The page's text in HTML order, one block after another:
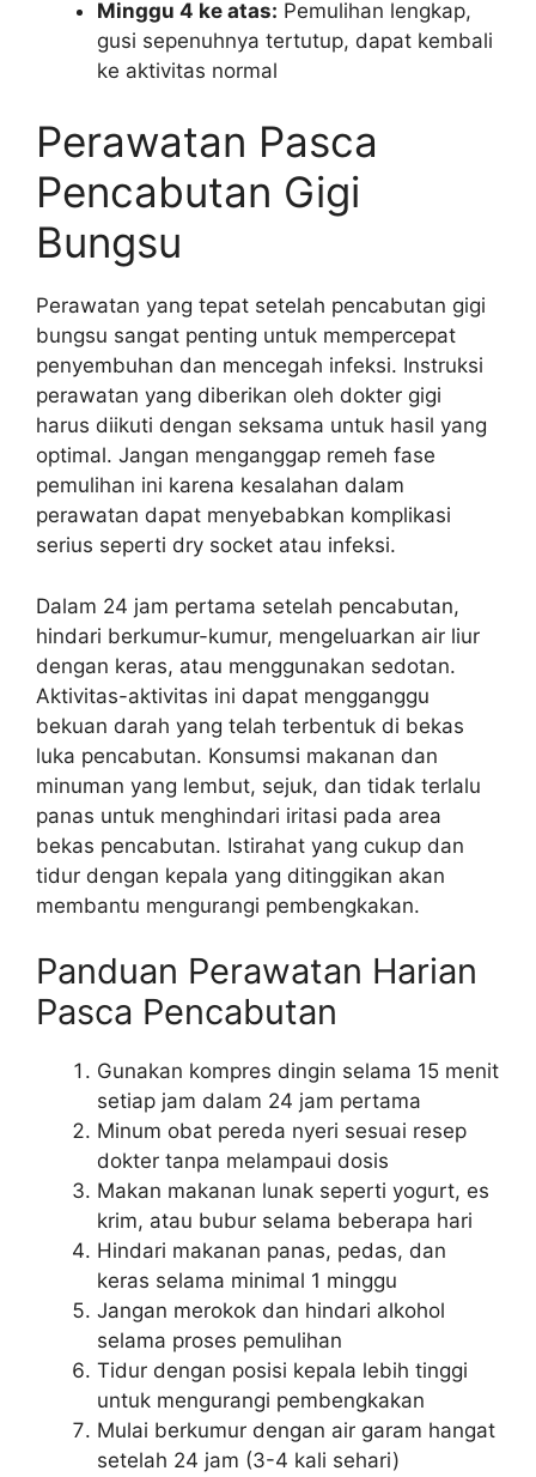
Minggu 4 ke atas: Pemulihan lengkap,
gusi sepenuhnya tertutup, dapat kembali
ke aktivitas normal
Perawatan Pasca
Pencabutan Gigi
Bungsu
Perawatan yang tepat setelah pencabutan gigi
bungsu sangat penting untuk mempercepat
penyembuhan dan mencegah infeksi. Instruksi
perawatan yang diberikan oleh dokter gigi
harus diikuti dengan seksama untuk hasil yang
optimal. Jangan menganggap remeh fase
pemulihan ini karena kesalahan dalam
perawatan dapat menyebabkan komplikasi
serius seperti dry socket atau infeksi.
Dalam 24 jam pertama setelah pencabutan,
hindari berkumur-kumur, mengeluarkan air liur
dengan keras, atau menggunakan sedotan.
Aktivitas-aktivitas ini dapat mengganggu
bekuan darah yang telah terbentuk di bekas
luka pencabutan. Konsumsi makanan dan
minuman yang lembut, sejuk, dan tidak terlalu
panas untuk menghindari iritasi pada area
bekas pencabutan. Istirahat yang cukup dan
tidur dengan kepala yang ditinggikan akan
membantu mengurangi pembengkakan.
Panduan Perawatan Harian
Pasca Pencabutan
Gunakan kompres dingin selama 15 menit
setiap jam dalam 24 jam pertama
Minum obat pereda nyeri sesuai resep
dokter tanpa melampaui dosis
Makan makanan lunak seperti yogurt, es
krim, atau bubur selama beberapa hari
Hindari makanan panas, pedas, dan
keras selama minimal 1 minggu
Jangan merokok dan hindari alkohol
selama proses pemulihan
Tidur dengan posisi kepala lebih tinggi
untuk mengurangi pembengkakan
Mulai berkumur dengan air garam hangat
setelah 24 jam (3-4 kali sehari)